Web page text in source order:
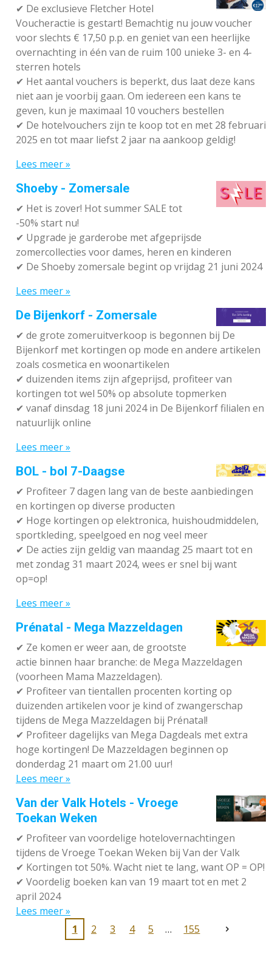
✔ De exclusieve Fletcher Hotel
Voucheractie is gestart! Bemachtig nu jouw voucher
voor slechts € 17,50 p.p. en geniet van een heerlijke
overnachting in één van de ruim 100 unieke 3- en 4-
sterren hotels
✔ Het aantal vouchers is beperkt, dus laat deze kans
niet aan je voorbij gaan. Om iedereen een kans te
geven, kun je maximaal 10 vouchers bestellen
✔ De hotelvouchers zijn te koop tot en met 28 februari
2025 en tot maar liefst 2 jaar na aankoop geldig!
Lees meer »
Shoeby - Zomersale
✔ Het is zover! Hot summer SALE tot
-50% start nu!
✔ Upgrade je garderobe met afgeprijsde
zomercollecties voor dames, heren en kinderen
✔ De Shoeby zomersale begint op vrijdag 21 juni 2024
Lees meer »
De Bijenkorf - Zomersale
✔ de grote zomeruitverkoop is begonnen bij De
Bijenkorf met kortingen op mode en andere artikelen
zoals cosmetica en woonartikelen
✔ duizenden items zijn afgeprijsd, profiteer van
kortingen tot wel 50% op absolute topmerken
✔ vanaf dinsdag 18 juni 2024 in De Bijenkorf filialen en
natuurlijk online
Lees meer »
BOL - bol 7-Daagse
✔ Profiteer 7 dagen lang van de beste aanbiedingen
en kortingen op diverse producten
✔ Hoge kortingen op elektronica, huishoudmiddelen,
sportkleding, speelgoed en nog veel meer
✔ De acties zijn geldig van maandag 25 maart tot en
met zondag 31 maart 2024, wees er snel bij want
op=op!
Lees meer »
Prénatal - Mega Mazzeldagen
✔ Ze komen er weer aan, de grootste
actie binnen haar branche: de Mega Mazzeldagen
(voorheen Mama Mazzeldagen).
✔ Profiteer van tientallen procenten korting op
duizenden artikelen voor je kind of zwangerschap
tijdens de Mega Mazzeldagen bij Prénatal!
✔ Profiteer dagelijks van Mega Dagdeals met extra
hoge kortingen! De Mazzeldagen beginnen op
donderdag 21 maart om 21.00 uur!
Lees meer »
Van der Valk Hotels - Vroege
Toekan Weken
✔ Profiteer van voordelige hotelovernachtingen
tijdens de Vroege Toekan Weken bij Van der Valk
✔ Kortingen tot 50%. Wacht niet te lang, want OP = OP!
✔ Voordelig boeken kan van 19 maart tot en met 2
april 2024
Lees meer »
1
2 3 4 5 155